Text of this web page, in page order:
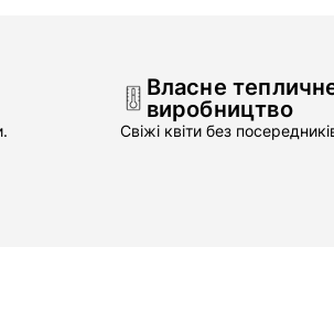
Власне
виробництво
Свіжі квіти без